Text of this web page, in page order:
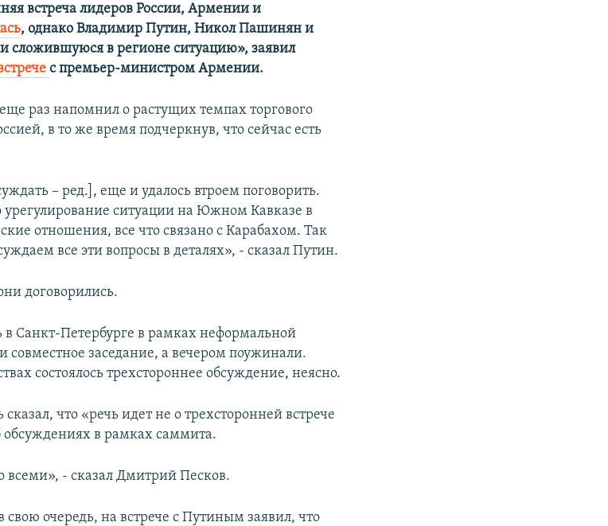
встреча лидеров России, Армении и
, однако Владимир Путин, Никол Пашинян и
сложившуюся в регионе ситуацию», заявил
с премьер-министром Армении.
раз напомнил о растущих темпах торгового
в то же время подчеркнув, что сейчас есть
– ред.], еще и удалось втроем поговорить.
урегулирование ситуации на Южном Кавказе в
отношения, все что связано с Карабахом. Так
все эти вопросы в деталях», - сказал Путин.
договорились.
Санкт-Петербурге в рамках неформальной
совместное заседание, а вечером поужинали.
состоялось трехстороннее обсуждение, неясно.
что «речь идет не о трехсторонней встрече
в рамках саммита.
всеми», - сказал Дмитрий Песков.
очередь, на встрече с Путиным заявил, что